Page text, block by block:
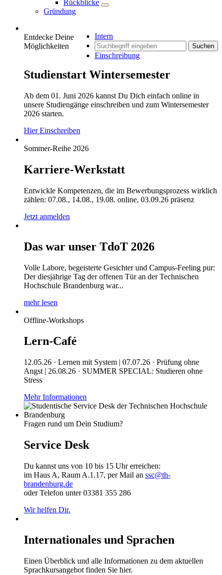
Rückblicke
Gründung
Intern
Suchen
Einschreibung
Entdecke Deine
Möglichkeiten
Studienstart Wintersemester
Ab dem 01. Juni 2026 kannst Du Dich einfach online in
unsere Studiengänge einschreiben und zum Wintersemester
2026 starten.
Hier Einschreiben
Sommer-Reihe 2026
Karriere-Werkstatt
Entwickle Kompetenzen, die im Bewerbungsprozess wirklich
zählen: 07.08., 14.08., 19.08. online, 03.09.26 präsenz
Jetzt anmelden
Das war unser TdoT 2026
Volle Labore, begeisterte Gesichter und Campus-Feeling pur:
Der diesjährige Tag der offenen Tür an der Technischen
Hochschule Brandenburg war...
mehr lesen
Offline-Workshops
Lern-Café
12.05.26 · Lernen mit System | 07.07.26 · Prüfung ohne
Angst | 26.08.26 · SUMMER SPECIAL: Studieren ohne
Stress
Mehr Informationen
Fragen rund um Dein Studium?
Service Desk
Du kannst uns von 10 bis 15 Uhr erreichen:
im Haus A, Raum A.1.17, per Mail an ssc@th-
brandenburg.de
oder Telefon unter 03381 355 286
Wir helfen Dir.
Internationales und Sprachen
Einen Überblick und alle Informationen zu dem aktuellen
Sprachkursangebot finden Sie hier.